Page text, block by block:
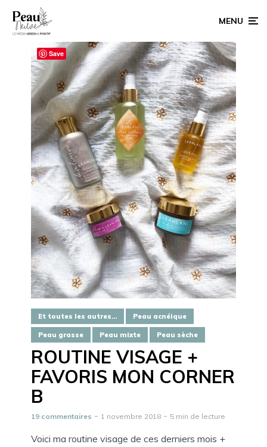
MENU
Et toutes les autres... Peau acnéique
Peau grasse Peau mixte Peau sèche
ROUTINE VISAGE +
FAVORIS MON CORNER
B
19 commentaires 1 novembre 2018 5 min de lecture
Voici ma routine visage de ces derniers mois +
Save